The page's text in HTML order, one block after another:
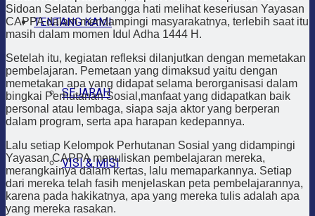
TENTANG KAMI
SEJARAH
VISI & MISI
Sidoan Selatan berbangga hati melihat keseriusan Yayasan
CAPPA dalam mendampingi masyarakatnya, terlebih saat itu
masih dalam momen Idul Adha 1444 H.
Setelah itu, kegiatan refleksi dilanjutkan dengan memetakan
pembelajaran. Pemetaan yang dimaksud yaitu dengan
memetakan apa yang didapat selama berorganisasi dalam
bingkai Perhutanan Sosial,manfaat yang didapatkan baik
personal atau lembaga, siapa saja aktor yang berperan
dalam program, serta apa harapan kedepannya.
Lalu setiap Kelompok Perhutanan Sosial yang didampingi
Yayasan CAPPA menuliskan pembelajaran mereka,
merangkainya dalam kertas, lalu memaparkannya. Setiap
dari mereka telah fasih menjelaskan peta pembelajarannya,
karena pada hakikatnya, apa yang mereka tulis adalah apa
yang mereka rasakan.